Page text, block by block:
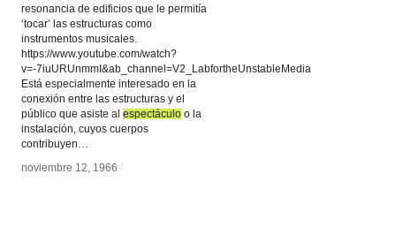
resonancia de edificios que le permitía
‘tocar’ las estructuras como
instrumentos musicales.
https://www.youtube.com/watch?
v=-7iuURUnmmI&ab_channel=V2_LabfortheUnstableMedia
Está especialmente interesado en la
conexión entre las estructuras y el
público que asiste al espectáculo o la
instalación, cuyos cuerpos
contribuyen…
noviembre 12, 1966 /
espectáculo
noviembre 12, 1966